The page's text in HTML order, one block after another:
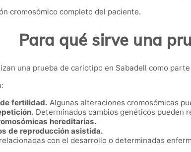
cromosómico completo del paciente.
Para qué sirve una
una prueba de cariotipo en Sabadell como
fertilidad. Algunas alteraciones cromosómicas
Determinados cambios genéticos pueden
hereditarias.
de reproducción asistida.
relacionadas con el desarrollo o determinadas